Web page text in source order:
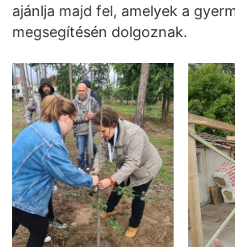
ajánlja majd fel, amelyek a
megsegítésén dolgoznak.